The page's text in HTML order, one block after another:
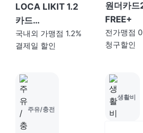
LOCA LIKIT 1.2
카드
(2026.07.31부터
신규 발급 중단)
국내외 가맹점 1.2%
결제일 할인
원더카
FREE+
전가맹점
청구할인
주유/충전
생활비